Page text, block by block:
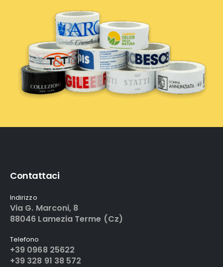
Contattaci
Indirizzo
Via G. Marconi, 8
88046 Lamezia Terme (Cz)
Telefono
+39 0968 25622
+39 328 91 38 572